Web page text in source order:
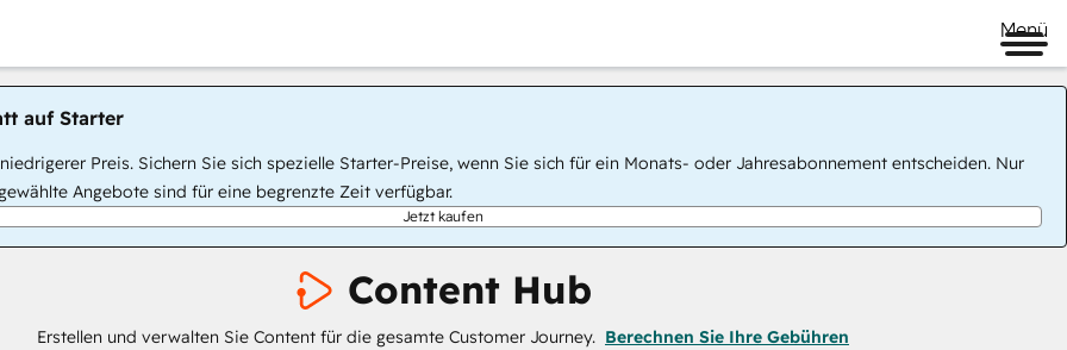
Menü
auf Starter
Preis. Sichern Sie sich spezielle Starter-Preise, wenn Sie sich für ein Monats- oder Jahresabonnement entscheiden. Nur
Angebote sind für eine begrenzte Zeit verfügbar.
Jetzt kaufen
Content Hub
Erstellen und verwalten Sie Content für die gesamte Customer Journey. Berechnen Sie Ihre Gebühren